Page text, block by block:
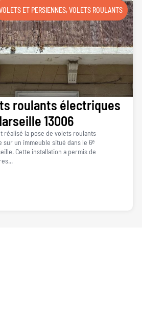
ET PERSIENNES,VOLETS ROULANTS
roulants électriques
13006
réalisé la pose de volets roulants
un immeuble situé dans le 6ᵉ
Cette installation a permis de